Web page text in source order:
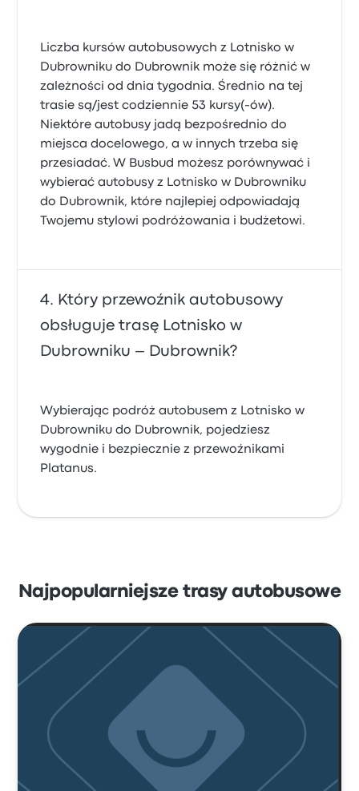
Liczba kursów autobusowych z Lotnisko w
Dubrowniku do Dubrownik może się różnić w
zależności od dnia tygodnia. Średnio na tej
trasie są/jest codziennie 53 kursy(-ów).
Niektóre autobusy jadą bezpośrednio do
miejsca docelowego, a w innych trzeba się
przesiadać. W Busbud możesz porównywać i
wybierać autobusy z Lotnisko w Dubrowniku
do Dubrownik, które najlepiej odpowiadają
Twojemu stylowi podróżowania i budżetowi.
Który przewoźnik autobusowy
obsługuje trasę Lotnisko w
Dubrowniku – Dubrownik?
Wybierając podróż autobusem z Lotnisko w
Dubrowniku do Dubrownik, pojedziesz
wygodnie i bezpiecznie z przewoźnikami
Platanus.
Najpopularniejsze trasy autobusowe